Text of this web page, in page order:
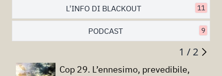
L'INFO DI BLACKOUT 11
PODCAST 9
1 / 2
Cop 29. L’ennesimo, prevedibile,